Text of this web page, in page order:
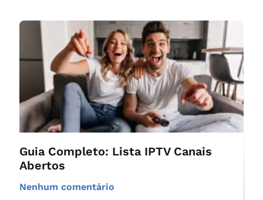
Guia Completo: Lista IPTV Canais
Abertos
Nenhum comentário